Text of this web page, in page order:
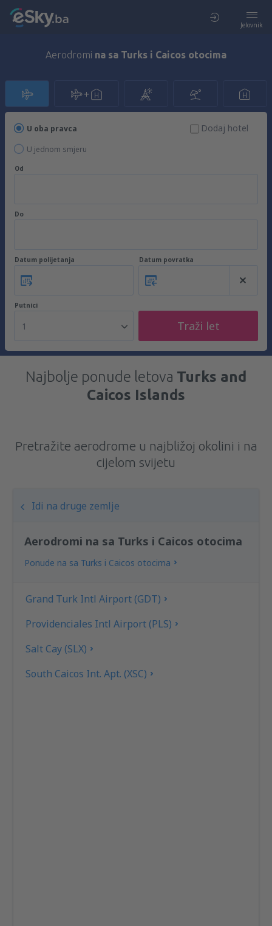
Jelovnik
Aerodromi na sa Turks i Caicos otocima
U oba pravca
U jednom smjeru
Dodaj hotel
Od
Do
Datum polijetanja Datum povratka
Putnici
1 Traži let
Najbolje ponude letova Turks and
Caicos Islands
Pretražite aerodrome u najbližoj okolini i na
cijelom svijetu
Idi na druge zemlje
Aerodromi na sa Turks i Caicos otocima
Ponude na sa Turks i Caicos otocima
Grand Turk Intl Airport (GDT)
Providenciales Intl Airport (PLS)
Salt Cay (SLX)
South Caicos Int. Apt. (XSC)